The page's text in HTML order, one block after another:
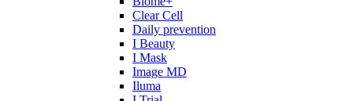
Clear Cell
Daily prevention
I Beauty
I Mask
Image MD
Iluma